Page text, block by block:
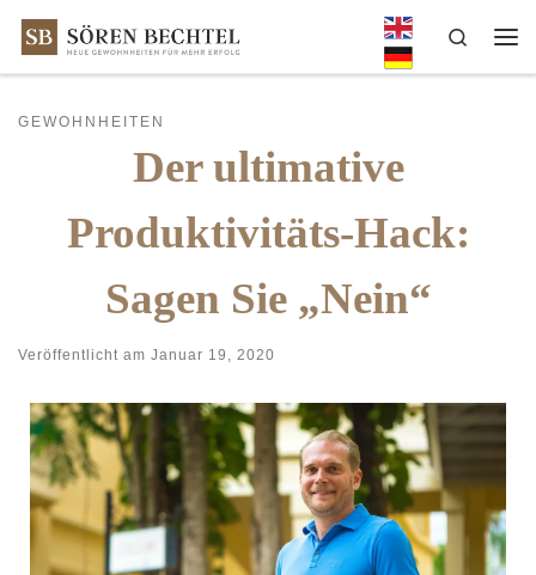
Zum Inhalt springen
Search
GEWOHNHEITEN
Der ultimative
Produktivitäts-Hack:
Sagen Sie „Nein“
Veröffentlicht am Januar 19, 2020